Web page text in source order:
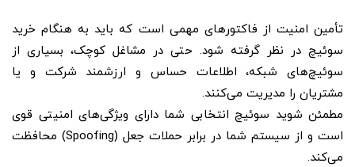
تأمین امنیت از فاکتورهای مهمی است که باید به هنگام خرید
سوئیچ در نظر گرفته شود. حتی در مشاغل کوچک، بسیاری از
سوئیچ‌های شبکه، اطلاعات حساس و ارزشمند شرکت و یا
مشتریان را مدیریت می‌کنند.
مطمئن شوید سوئیچ انتخابی شما دارای ویژگی‌های امنیتی قوی
است و از سیستم شما در برابر حملات جعل (Spoofing) محافظت
می‌کند.